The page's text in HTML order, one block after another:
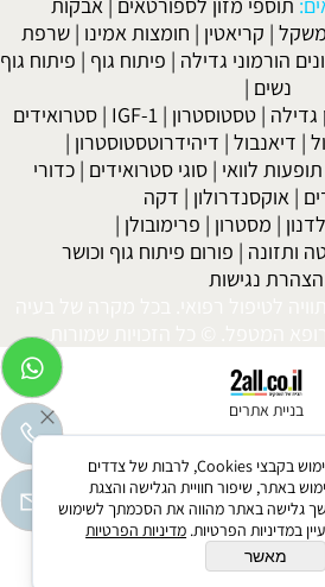
| קריאטין | חומצות אמינו |שרפת
הורמוני גדילה | פיתוח גוף | פיתוח גוף
נשים |
גדילה |טסטוסטרון |
IGF-1
|סטרואידים
| דיאנבול | דיהידרוטסטוסטרון |
לוואי | סוגי סטרואידים | כדורי
| אוקסנדרולון | דקה
| מסטרון | פרימובולן |
ותזונה | פורום פיתוח גוף וכושר
הצהרת נגישות
לטיפול רפואי. בכל מקרה של בעיה
המטפל. © כל הזכויות שמורות.
בניית אתרים
לידיעתך, באתרנו נעשה שימוש בקבצי Cookies, לרבות של צדדים
באתר, שיפור חוויית הגלישה והצגת
גלישה באתר מהווה את הסכמתך לשימוש
במדיניות הפרטיות. מדיניות הפרטיות
מאשר